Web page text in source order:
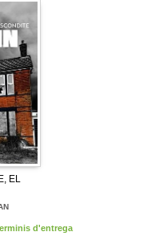
EL
d'entrega